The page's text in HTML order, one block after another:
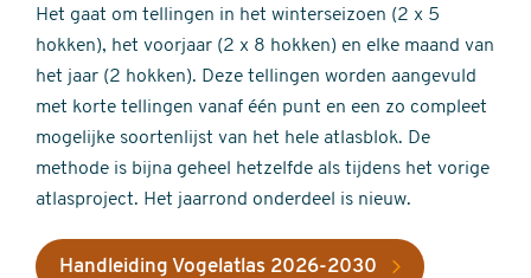
Het gaat om tellingen in het winterseizoen (2 x 5
hokken), het voorjaar (2 x 8 hokken) en elke maand van
het jaar (2 hokken). Deze tellingen worden aangevuld
met korte tellingen vanaf één punt en een zo compleet
mogelijke soortenlijst van het hele atlasblok. De
methode is bijna geheel hetzelfde als tijdens het vorige
atlasproject. Het jaarrond onderdeel is nieuw.
Handleiding Vogelatlas 2026-2030